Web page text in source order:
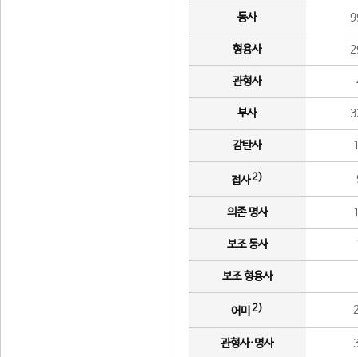
동사
형용사
관형사
부사
감탄사
접사2)
의존 명사
보조 동사
보조 형용사
어미 2)
관형사·명사